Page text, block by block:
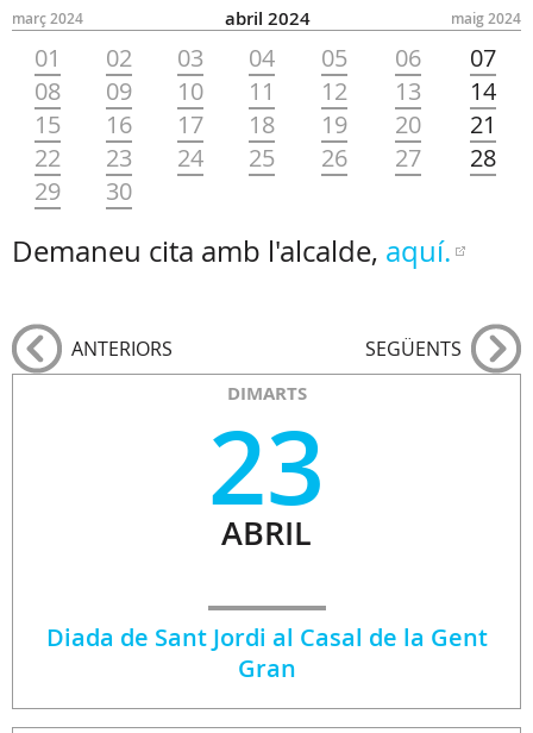
març 2024 maig 2024
abril 2024
01 02 03 04 05 06
07
08
09 10 11 12 13
14
15
16 17 18 19 20
21
22
23 24 25 26 27
28
29
30
Demaneu cita amb l'alcalde, aquí.
ANTERIORS SEGÜENTS
DIMARTS
23
ABRIL
Diada de Sant Jordi al Casal de la Gent
Gran